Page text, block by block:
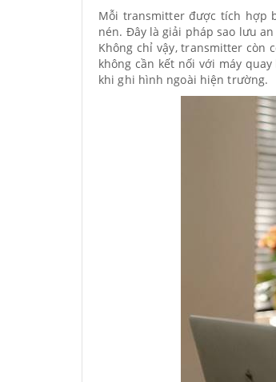
Mỗi transmitter được tích hợp
nén. Đây là giải pháp sao lưu
Không chỉ vậy, transmitter còn
không cần kết nối với máy
khi ghi hình ngoài hiện trường.